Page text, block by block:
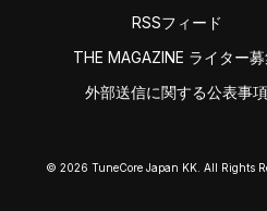
RSSフィード
THE MAGAZINE ライター
外部送信に関する公表事項
© 2026 TuneCore Japan KK. All Rights